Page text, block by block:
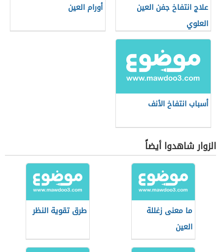
علاج انتفاخ جفن العين
العلوي
أورام العين
أسباب انتفاخ الأنف
الزوار شاهدوا أيضاً
ما معنى زغللة
العين
طرق تقوية النظر